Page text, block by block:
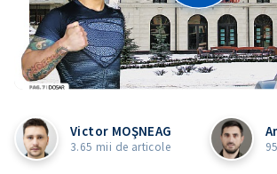
Victor MOŞNEAG
3.65 mii de articole